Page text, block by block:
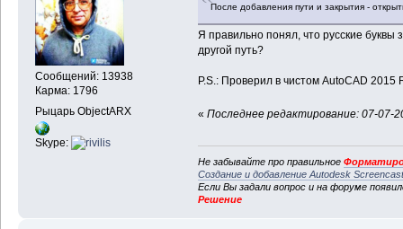
Сообщений: 13938
Карма: 1796
Рыцарь ObjectARX
Skype:
После добавления пути и закрытия -
Я правильно понял, что русские буквы
другой путь?
P.S.: Проверил в чистом AutoCAD 2015
« Последнее редактирование: 07-07-
Не забывайте про правильное
Создание и добавление Autodesk
Если Вы задали вопрос и на форуме
Решение